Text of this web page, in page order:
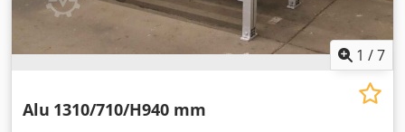
1 /7
Alu 1310/710/H940 mm